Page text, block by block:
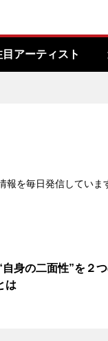
目アーティスト
を毎日発信していま
自身の二面性”を２
は